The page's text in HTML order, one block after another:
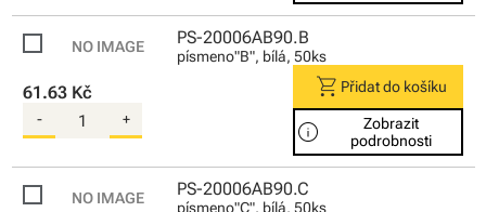
PS-20006AB90.B
písmeno"B", bílá, 50ks
61.63 Kč
- +
shopping_cart Přidat do košíku
info
Zobrazit
podrobnosti
PS-20006AB90.C
písmeno"C", bílá, 50ks